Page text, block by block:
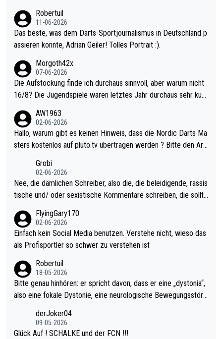
Robertuil
11-06-2026
Das beste, was dem Darts-Sportjournalismus in Deutschland p
assieren konnte, Adrian Geiler! Tolles Portrait :).
Morgoth42x
07-06-2026
Die Aufstockung finde ich durchaus sinnvoll, aber warum nicht
16/8? Die Jugendspiele waren letztes Jahr durchaus sehr kurz
Allerdings ist Mitchell Lawrie als Nummer 1 der Welt eh qualifi
ziert. Somit ändert die automatische Qualifikation des Weltmei
sters erstmal nichts. Ich denke sie wollen damit für nächstes J
ohl wenig WDF Turniere spielen. Dies war bei Archie Self letzt
es Jahr der Fall. Er musste als amtierender Weltmeister durch
den Qualifier und ich glaube kaum, dass Mitchel sich das (in Ve
gas) antun würde, wenn er doch eigentlich die PDC-WM als Zi
el hat.
AW1963
02-06-2026
Hallo, warum gibt es keinen Hinweis, dass die Nordic Darts Ma
sters kostenlos auf pluto.tv übertragen werden ? Bitte den Arti
Grobi
02-06-2026
Nee, die dämlichen Schreiber, also die, die beleidigende, rassis
tische und/ oder sexistische Kommentare schreiben, die sollte
s Leben in den Griff kriegen. Nur eins wundert mich: Luke Little
r war doch neulich erst derjenige, der über Social Media GvV p
rovoziert hat. Und Littlers Mutter schießt öfters mal gegen Ric
FlyingGary170
02-06-2026
Einfach kein Social Media benutzen. Verstehe nicht, wieso das
als Profisportler so schwer zu verstehen ist
Robertuil
18-05-2026
Bitte genau hinhören: er spricht davon, dass er eine „dystonia“,
also eine fokale Dystonie, eine neurologische Bewegungsstöru
erden, im Arm hat. Und, dass Medikamente ihm helfen! Ich glau
be immer noch, dass sehr viele der Dartits-Fälle fälschlich psy
derJoker04
09-05-2026
Glück Auf ! SCHALKE und der FCN !!!